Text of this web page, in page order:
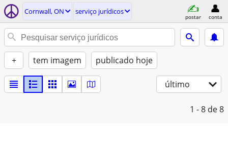
Cornwall, ON serviço jurídicos
postar conta
+ tem imagem publicado hoje
último
1 - 8 de 8